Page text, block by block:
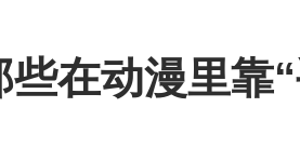
在动漫里靠